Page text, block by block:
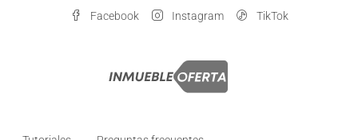
Facebook Instagram TikTok